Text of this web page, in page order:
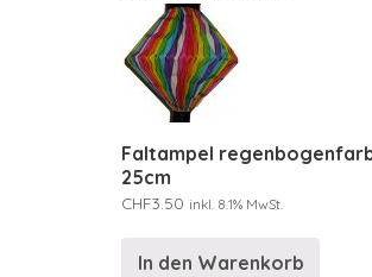
Faltampel
25cm
CHF3.50 inkl. 8.1% MwSt.
In den Warenkorb